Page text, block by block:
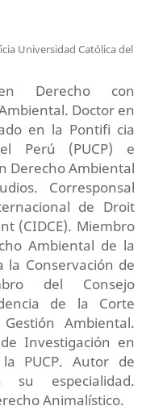
Universidad Católica del
Derecho con
Doctor en
en la Pontifi cia
Perú (PUCP) e
Derecho Ambiental
Corresponsal
de Droit
(CIDCE). Miembro
Ambiental de la
Conservación de
del Consejo
de la Corte
Ambiental.
Investigación en
PUCP. Autor de
su especialidad.
Animalístico.